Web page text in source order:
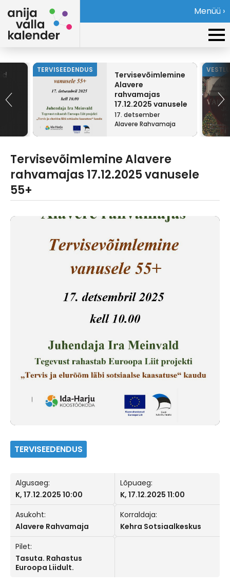
Menüü ›
TERVISEEDENDUS
Tervisevõimlemine
Alavere
rahvamajas
17.12.2025 vanusele
55+
17. detsember
Alavere Rahvamaja
Tervisevõimlemine Alavere
rahvamajas 17.12.2025 vanusele
55+
TERVISEEDENDUS
Algusaeg:
K, 17.12.2025 10:00
Lõpuaeg:
K, 17.12.2025 11:00
Asukoht:
Alavere Rahvamaja
Korraldaja:
Kehra Sotsiaalkeskus
Pilet:
Tasuta. Rahastus
Euroopa Liidult.